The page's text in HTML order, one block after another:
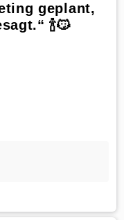
geplant,
🍾😼